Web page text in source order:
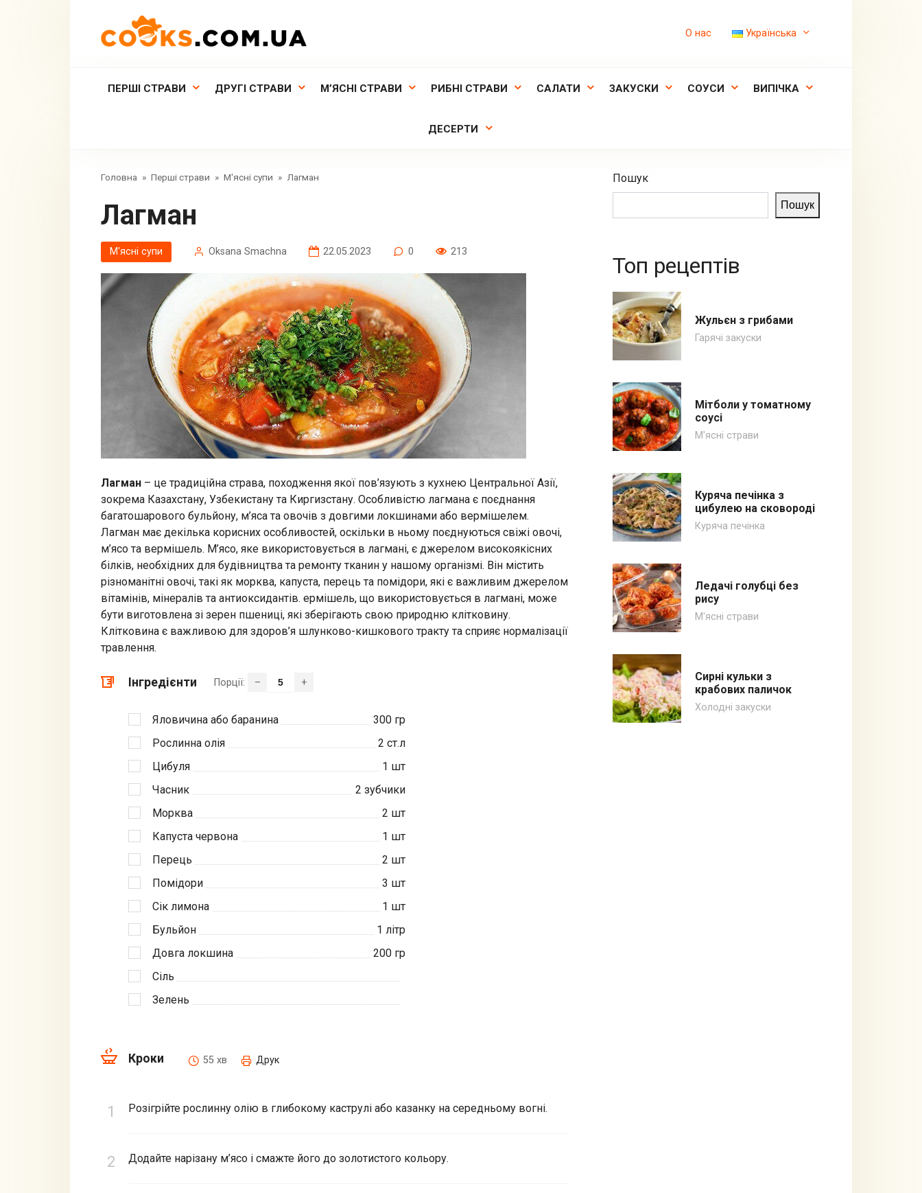
О нас Українська
ПЕРШІ СТРАВИ ДРУГІ СТРАВИ М’ЯСНІ СТРАВИ РИБНІ СТРАВИ САЛАТИ ЗАКУСКИ СОУСИ ВИПІЧКА
ДЕСЕРТИ
Головна » Перші страви » М'ясні супи » Лагман
Лагман
М'ясні супи Oksana Smachna 22.05.2023 0 213
Лагман – це традиційна страва, походження якої пов’язують з кухнею Центральної Азії,
зокрема Казахстану, Узбекистану та Киргизстану. Особливістю лагмана є поєднання
багатошарового бульйону, м’яса та овочів з довгими локшинами або вермішелем.
Лагман має декілька корисних особливостей, оскільки в ньому поєднуються свіжі овочі,
м’ясо та вермішель. М’ясо, яке використовується в лагмані, є джерелом високоякісних
білків, необхідних для будівництва та ремонту тканин у нашому організмі. Він містить
різноманітні овочі, такі як морква, капуста, перець та помідори, які є важливим джерелом
вітамінів, мінералів та антиоксидантів. ермішель, що використовується в лагмані, може
бути виготовлена зі зерен пшениці, які зберігають свою природню клітковину.
Клітковина є важливою для здоров’я шлунково-кишкового тракту та сприяє нормалізації
травлення.
Інгредієнти Порції: – +
Яловичина або баранина 300гр
Рослинна олія
2 ст.л
Цибуля
1 шт
Часник
2 зубчики
Морква
2 шт
Капуста червона
1 шт
Перець
2 шт
Помідори
3 шт
Сік лимона
1 шт
Бульйон
1 літр
Довга локшина
200гр
Сіль
Зелень
Кроки 55 хв Друк
Розігрійте рослинну олію в глибокому каструлі або казанку на середньому вогні.
Додайте нарізану м’ясо і смажте його до золотистого кольору.
Пошук
Пошук
Топ рецептів
Жульєн з грибами
Гарячі закуски
Мітболи у томатному
соусі
М'ясні страви
Куряча печінка з
цибулею на сковороді
Куряча печінка
Ледачі голубці без
рису
М'ясні страви
Сирні кульки з
крабових паличок
Холодні закуски